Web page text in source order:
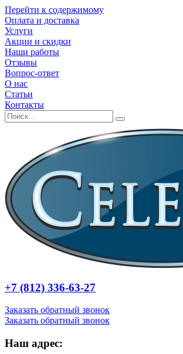
Перейти к содержимому
Оплата и доставка
Услуги
Акции и скидки
Наши работы
Отзывы
Вопрос-ответ
О нас
Статьи
Контакты
+7 (812) 336-63-27
Заказать обратный звонок
Заказать обратный звонок
Наш адрес: